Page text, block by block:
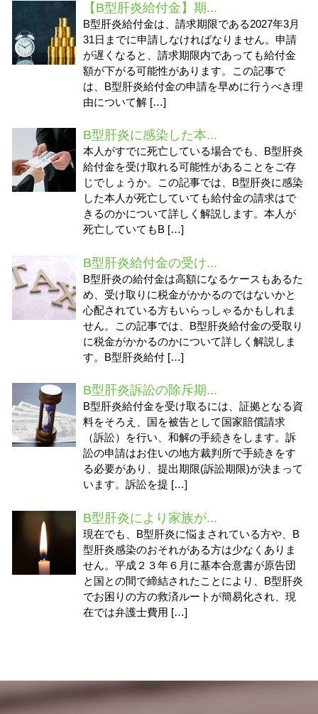
【B型肝炎給付金】期...
B型肝炎給付金は、請求期限である2027年3月
31日までに申請しなければなりません。申請
が遅くなると、請求期限内であっても給付金
額が下がる可能性があります。この記事で
は、B型肝炎給付金の申請を早めに行うべき理
由について解 […]
B型肝炎に感染した本...
本人がすでに死亡している場合でも、B型肝炎
給付金を受け取れる可能性があることをご存
じでしょうか。この記事では、B型肝炎に感染
した本人が死亡していても給付金の請求はで
きるのかについて詳しく解説します。本人が
死亡していてもB […]
B型肝炎給付金の受け...
B型肝炎の給付金は高額になるケースもあるた
め、受け取りに税金がかかるのではないかと
心配されている方もいらっしゃるかもしれま
せん。この記事では、B型肝炎給付金の受取り
に税金がかかるのかについて詳しく解説しま
す。B型肝炎給付 […]
B型肝炎訴訟の除斥期...
B型肝炎給付金を受け取るには、証拠となる資
料をそろえ、国を被告として国家賠償請求
（訴訟）を行い、和解の手続きをします。訴
訟の申請はお住いの地方裁判所で手続きをす
る必要があり、提出期限(訴訟期限)が決まって
います。訴訟を提 […]
B型肝炎により家族が...
現在でも、B型肝炎に悩まされている方や、B
型肝炎感染のおそれがある方は少なくありま
せん。平成２３年６月に基本合意書が原告団
と国との間で締結されたことにより、B型肝炎
でお困りの方の救済ルートが簡易化され、現
在では弁護士費用 […]